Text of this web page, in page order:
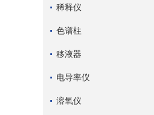
稀释仪
色谱柱
移液器
电导率仪
溶氧仪